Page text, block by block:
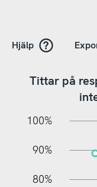
Hjälp
Tittar på
100%
90%
80%